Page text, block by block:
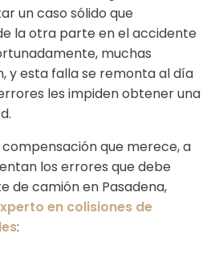
un caso sólido que
la otra parte en el accidente
muchas
y esta falla se remonta al día
les impiden obtener una
que merece, a
los errores que debe
de camión en Pasadena,
en colisiones de
: